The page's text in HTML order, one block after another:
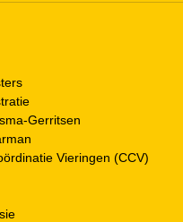
Gerritsen
Vieringen (CCV)